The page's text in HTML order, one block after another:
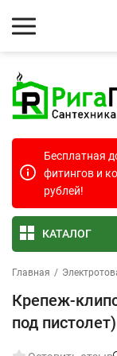
Бесплатная
фитингов и
рублей!
КАТАЛОГ
Главная /
Крепеж-
под пистолет)